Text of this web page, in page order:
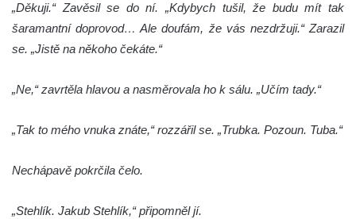
„Děkuji.“ Zavěsil se do ní. „Kdybych tušil, že budu mít tak
šaramantní doprovod… Ale doufám, že vás nezdržuji.“ Zarazil
se. „Jistě na někoho čekáte.“
„Ne,“ zavrtěla hlavou a nasměrovala ho k sálu. „Učím tady.“
„Tak to mého vnuka znáte,“ rozzářil se. „Trubka. Pozoun. Tuba.“
Nechápavě pokrčila čelo.
„Stehlík. Jakub Stehlík,“ připomněl jí.